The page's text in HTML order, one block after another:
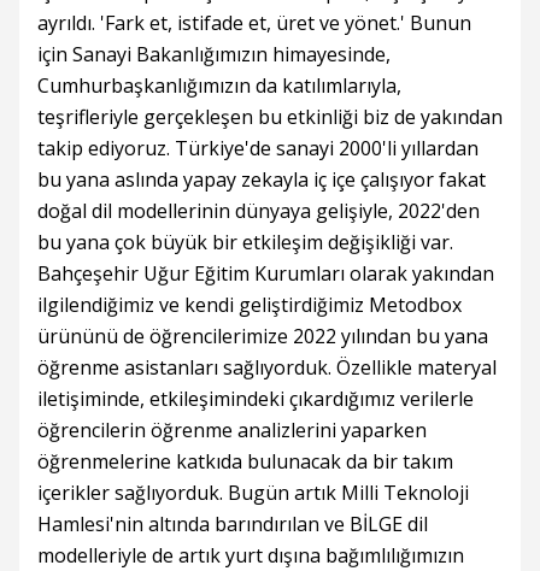
ayrıldı. 'Fark et, istifade et, üret ve yönet.' Bunun
için Sanayi Bakanlığımızın himayesinde,
Cumhurbaşkanlığımızın da katılımlarıyla,
teşrifleriyle gerçekleşen bu etkinliği biz de yakından
takip ediyoruz. Türkiye'de sanayi 2000'li yıllardan
bu yana aslında yapay zekayla iç içe çalışıyor fakat
doğal dil modellerinin dünyaya gelişiyle, 2022'den
bu yana çok büyük bir etkileşim değişikliği var.
Bahçeşehir Uğur Eğitim Kurumları olarak yakından
ilgilendiğimiz ve kendi geliştirdiğimiz Metodbox
ürününü de öğrencilerimize 2022 yılından bu yana
öğrenme asistanları sağlıyorduk. Özellikle materyal
iletişiminde, etkileşimindeki çıkardığımız verilerle
öğrencilerin öğrenme analizlerini yaparken
öğrenmelerine katkıda bulunacak da bir takım
içerikler sağlıyorduk. Bugün artık Milli Teknoloji
Hamlesi'nin altında barındırılan ve BİLGE dil
modelleriyle de artık yurt dışına bağımlılığımızın